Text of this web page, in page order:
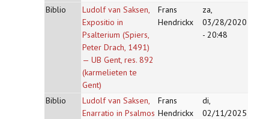
Biblio
Ludolf van Saksen,
Expositio in
Psalterium (Spiers,
Peter Drach, 1491)
— UB Gent, res. 892
(karmelieten te
Gent)
Frans
Hendrickx
za,
03/28/2020
- 20:48
Biblio
Ludolf van Saksen,
Enarratio in Psalmos
Frans
Hendrickx
di,
02/11/2025